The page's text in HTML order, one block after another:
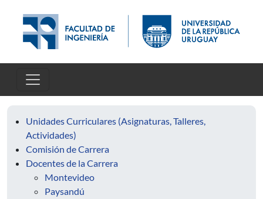
Unidades Curriculares (Asignaturas, Talleres,
Actividades)
Comisión de Carrera
Docentes de la Carrera
Montevideo
Paysandú